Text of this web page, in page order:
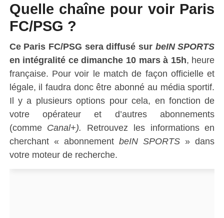
Quelle chaîne pour voir Paris
FC/PSG ?
Ce Paris FC/PSG sera diffusé sur beIN SPORTS
en intégralité ce dimanche 10 mars à 15h, heure
française. Pour voir le match de façon officielle et
légale, il faudra donc être abonné au média sportif.
Il y a plusieurs options pour cela, en fonction de
votre opérateur et d’autres abonnements
(comme Canal+). Retrouvez les informations en
cherchant « abonnement beIN SPORTS » dans
votre moteur de recherche.